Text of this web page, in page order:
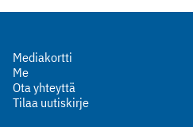
Mediakortti
Me
Ota yhteyttä
Tilaa uutiskirje